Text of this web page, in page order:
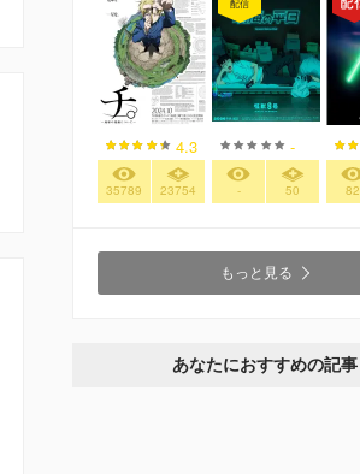
4.3
35789 23754
配信
-
- 50 82
もっと見る
あなたにおすすめの記事